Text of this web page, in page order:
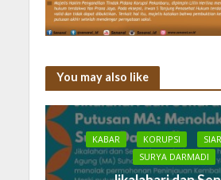
You may also like
KABAR KORUPSI
SURYA DARMADI